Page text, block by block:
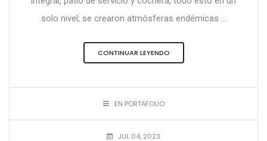
solo nivel; se crearon atmósferas endémicas ...
CONTINUAR LEYENDO
EN PORTAFOLIO
JUL 04, 2023